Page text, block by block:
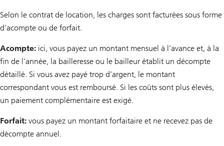
Selon le contrat de location, les charges sont facturées sous forme
d’acompte ou de forfait.
Acompte: ici, vous payez un montant mensuel à l’avance et, à la
fin de l’année, la bailleresse ou le bailleur établit un décompte
détaillé. Si vous avez payé trop d’argent, le montant
correspondant vous est remboursé. Si les coûts sont plus élevés,
un paiement complémentaire est exigé.
Forfait: vous payez un montant forfaitaire et ne recevez pas de
décompte annuel.